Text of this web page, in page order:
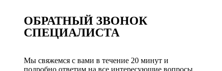
ОБРАТНЫЙ ЗВОНОК
СПЕЦИАЛИСТА
Мы свяжемся с вами в течение 20 минут и
подробно ответим на все интересующие вопросы